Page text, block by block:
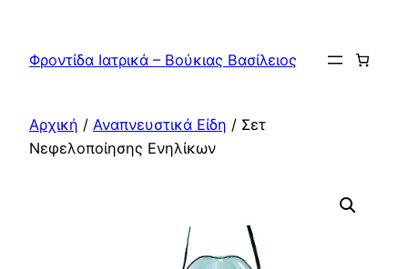
περιεχόμενο
Φροντίδα Ιατρικά – Βούκιας Βασίλειος
Αρχική / Αναπνευστικά Είδη / Σετ
Νεφελοποίησης Ενηλίκων